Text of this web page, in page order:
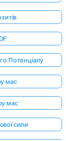
Потенціалу
мас
мас
сили